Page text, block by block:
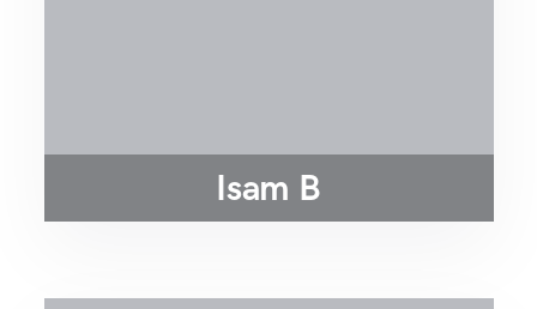
Isam B